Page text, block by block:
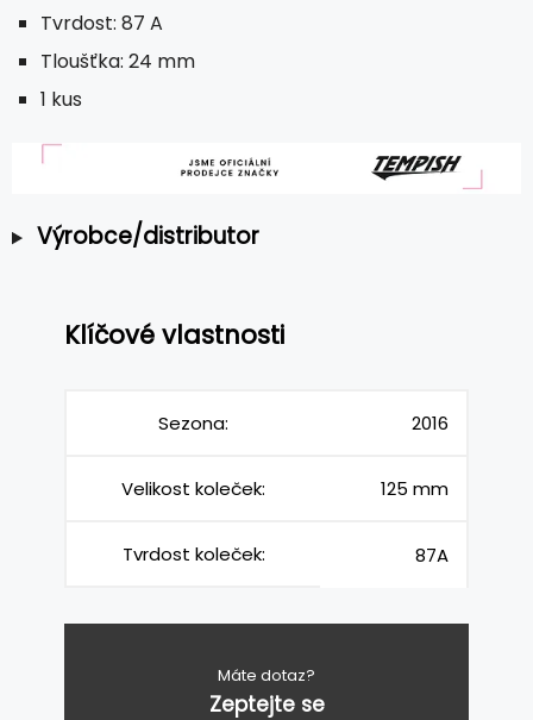
Tvrdost: 87 A
Tloušťka: 24 mm
1 kus
Výrobce/distributor
Klíčové vlastnosti
Sezona: 2016
Velikost koleček: 125 mm
Tvrdost koleček: 87A
Máte dotaz?
Zeptejte se